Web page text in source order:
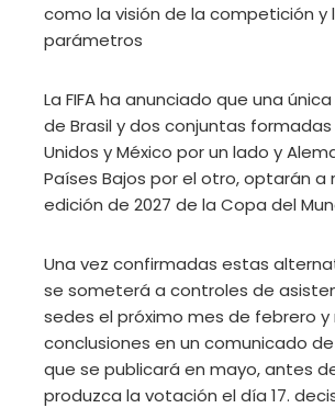
como la visión de la competición y
parámetros
La FIFA ha anunciado que una
de Brasil y dos conjuntas
Unidos y México por un lado y
Países Bajos por el otro, optarán a
edición de 2027 de la Copa del
Una vez confirmadas estas
se someterá a controles de
sedes el próximo mes de febrero y
conclusiones en un comunicado
que se publicará en mayo, antes
produzca la votación el día 17.